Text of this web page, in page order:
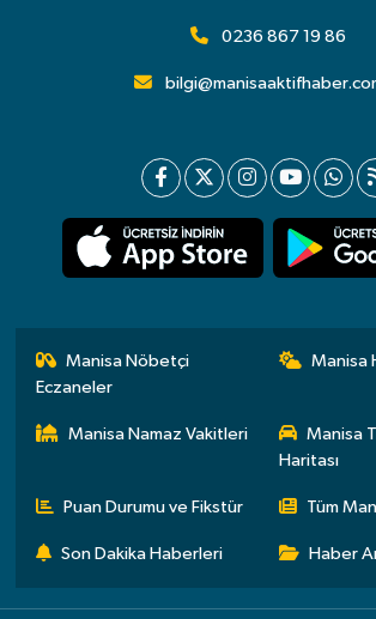
0236 867 19 86
Manisa Nöbetçi
Eczaneler
Manisa
Manisa Namaz Vakitleri
Manisa
Haritası
Puan Durumu ve Fikstür Tüm
Son Dakika Haberleri Haber